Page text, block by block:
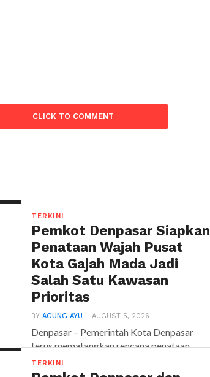
CLICK TO COMMENT
TERKINI
Pemkot Denpasar Siapkan
Penataan Wajah Pusat
Kota Gajah Mada Jadi
Salah Satu Kawasan
Prioritas
BYAGUNG AYU AUGUST 5, 2026
Denpasar – Pemerintah Kota Denpasar
terus mematangkan rencana penataan
wajah pusat kota sebagai upaya
menghadirkan kawasan...
TERKINI